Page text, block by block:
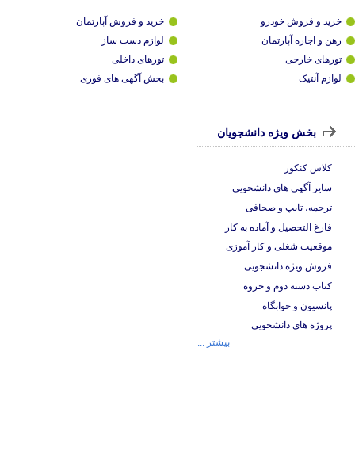
خرید و فروش خودرو
خرید و فروش آپارتمان
رهن و اجاره آپارتمان
لوازم دست ساز
تورهای خارجی
تورهای داخلی
لوازم آنتیک
بخش آگهی های فوری
بخش ویژه دانشجویان
کلاس کنکور
سایر آگهی های دانشجویی
ترجمه، تایپ و صحافی
فارغ التحصیل و آماده به کار
موقعیت شغلی و کار آموزی
فروش ویژه دانشجویی
کتاب دسته دوم و جزوه
پانسیون و خوابگاه
پروژه های دانشجویی
+ بیشتر ...